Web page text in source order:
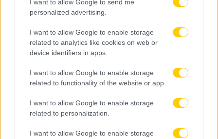
I want to allow Google to send me
personalized advertising.
I want to allow Google to enable storage
related to analytics like cookies on web or
device identifiers in apps.
I want to allow Google to enable storage
related to functionality of the website or app.
I want to allow Google to enable storage
related to personalization.
I want to allow Google to enable storage